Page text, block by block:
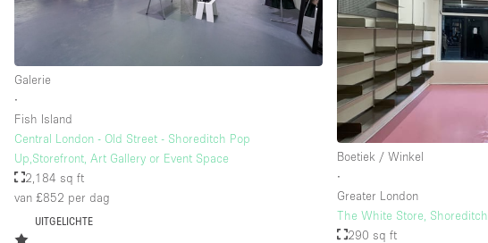
Water Access
Verdieping/Toegang:
Terras
Galerie
∙
Fish Island
Central London - Old Street - Shoreditch Pop
Up,Storefront, Art Gallery or Event Space
2,184 sq ft
van £852 per dag
UITGELICHTE
Boetiek / Winkel
∙
Greater London
The White Store, Shoreditch
290 sq ft